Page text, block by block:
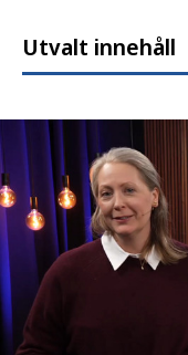
Utvalt innehåll